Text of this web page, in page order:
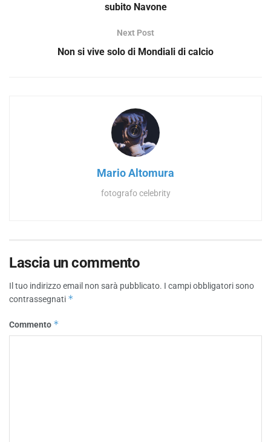
subito Navone
Next Post
Non si vive solo di Mondiali di calcio
Mario Altomura
fotografo celebrity
Lascia un commento
Il tuo indirizzo email non sarà pubblicato. I campi obbligatori sono
contrassegnati *
Commento *